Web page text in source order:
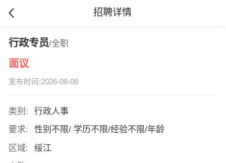
招聘详情
行政专员/全职
面议
发布时间:2026-08-08
类别:
行政人事
要求:
性别不限/ 学历不限/经验不限/年龄
区域:
绥江